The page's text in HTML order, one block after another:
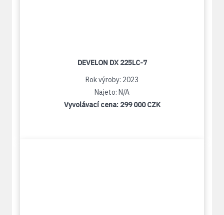
DEVELON DX 225LC-7
Rok výroby: 2023
Najeto: N/A
Vyvolávací cena: 299 000 CZK